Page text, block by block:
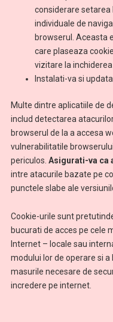
considerare
individuale de
browserul. Aceasta
care plaseaza
vizitare la
Instalati-va si
Multe dintre aplicatiile de
includ detectarea
browserul de la a accesa
vulnerabilitatile
periculos. Asigurati-va ca
intre atacurile bazate pe
punctele slabe ale
Cookie-urile sunt
bucurati de acces pe cele
Internet – locale sau
modului lor de operare si
masurile necesare de
incredere pe internet.